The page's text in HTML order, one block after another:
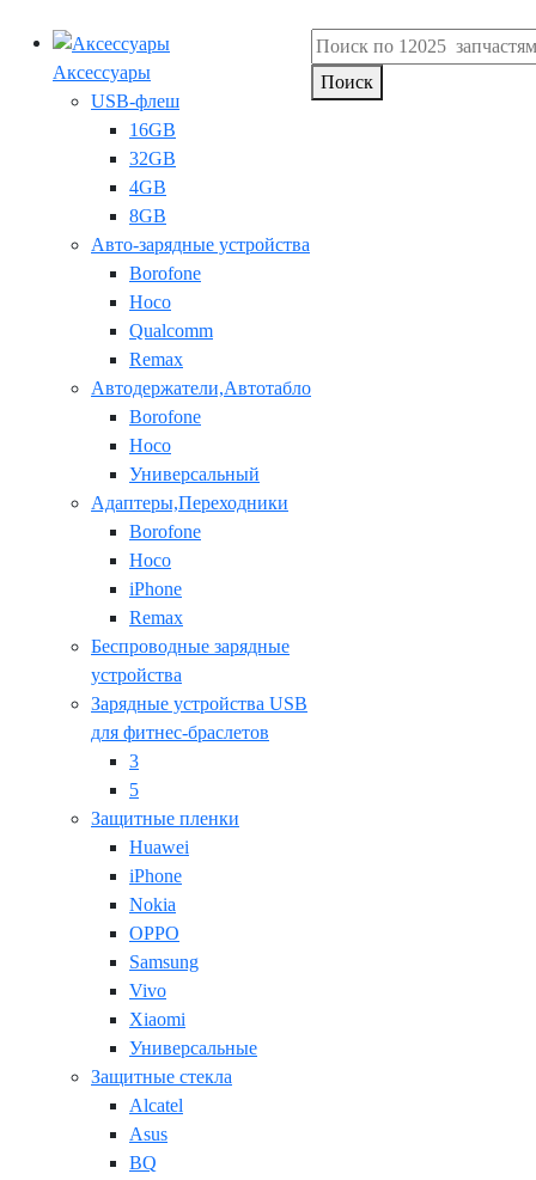
Аксессуары
USB-флеш
16GB
32GB
4GB
8GB
Авто-зарядные устройства
Borofone
Hoco
Qualcomm
Remax
Автодержатели,Автотабло
Borofone
Hoco
Универсальный
Адаптеры,Переходники
Borofone
Hoco
iPhone
Remax
Беспроводные зарядные
устройства
Зарядные устройства USB
для фитнес-браслетов
3
5
Защитные пленки
Huawei
iPhone
Nokia
OPPO
Samsung
Vivo
Xiaomi
Универсальные
Защитные стекла
Alcatel
Asus
BQ
Поиск